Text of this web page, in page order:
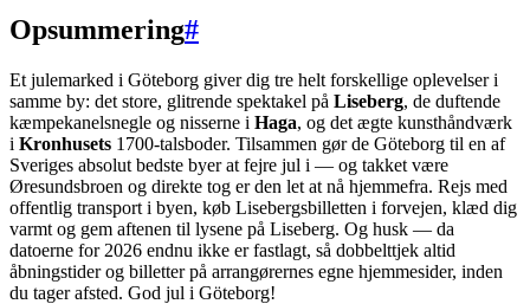
Opsummering#
Et julemarked i Göteborg giver dig tre helt forskellige oplevelser i
samme by: det store, glitrende spektakel på Liseberg, de duftende
kæmpekanelsnegle og nisserne i Haga, og det ægte kunsthåndværk
i Kronhusets 1700-talsboder. Tilsammen gør de Göteborg til en af
Sveriges absolut bedste byer at fejre jul i — og takket være
Øresundsbroen og direkte tog er den let at nå hjemmefra. Rejs med
offentlig transport i byen, køb Lisebergsbilletten i forvejen, klæd dig
varmt og gem aftenen til lysene på Liseberg. Og husk — da
datoerne for 2026 endnu ikke er fastlagt, så dobbelttjek altid
åbningstider og billetter på arrangørernes egne hjemmesider, inden
du tager afsted. God jul i Göteborg!